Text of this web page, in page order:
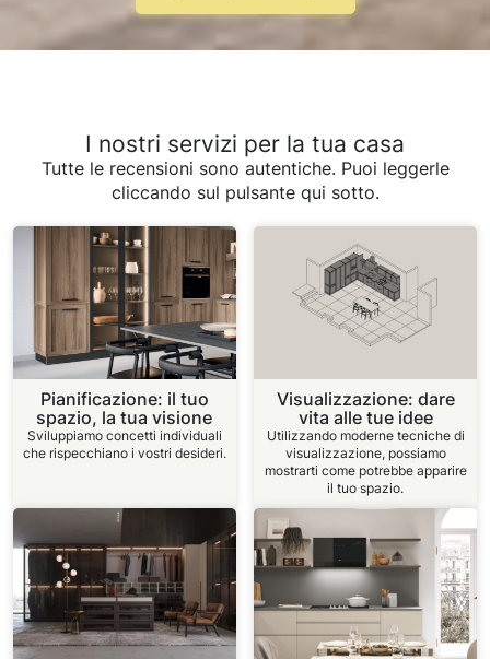
I nostri servizi per la tua casa
Tutte le recensioni sono autentiche. Puoi leggerle
cliccando sul pulsante qui sotto.
Pianificazione: il tuo
spazio, la tua visione
Sviluppiamo concetti individuali
che rispecchiano i vostri desideri.
Visualizzazione: dare
vita alle tue idee
Utilizzando moderne tecniche di
visualizzazione, possiamo
mostrarti come potrebbe apparire
il tuo spazio.